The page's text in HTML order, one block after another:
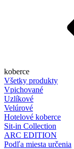
koberce
Všetky produkty
Vpichované
Uzlíkové
Velúrové
Hotelové koberce
Sit-in Collection
ARC EDITION
Podľa miesta určenia